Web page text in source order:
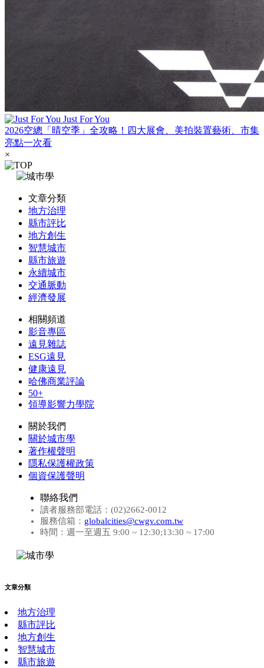
Just For You
2026空總「晴空季」全攻略！四大展會、美拍裝置藝術、市集
亮點一次看
×
文章分類
地方治理
縣市評比
地方創生
智慧城市
縣市旅遊
永續城市
交通脈動
經濟發展
相關頻道
影音專區
遠見雜誌
ESG遠見
健康遠見
哈佛商業評論
50+
領導影響力學院
關於我們
關於城市學
著作權聲明
隱私保護權政策
個資保護聲明
聯絡我們
讀者服務部電話：(02)2662-0012
服務信箱： globalcities@cwgv.com.tw
時間：週一至週五 9:00 ~ 12:30;13:30 ~ 17:00
文章分類
地方治理
縣市評比
地方創生
智慧城市
縣市旅遊